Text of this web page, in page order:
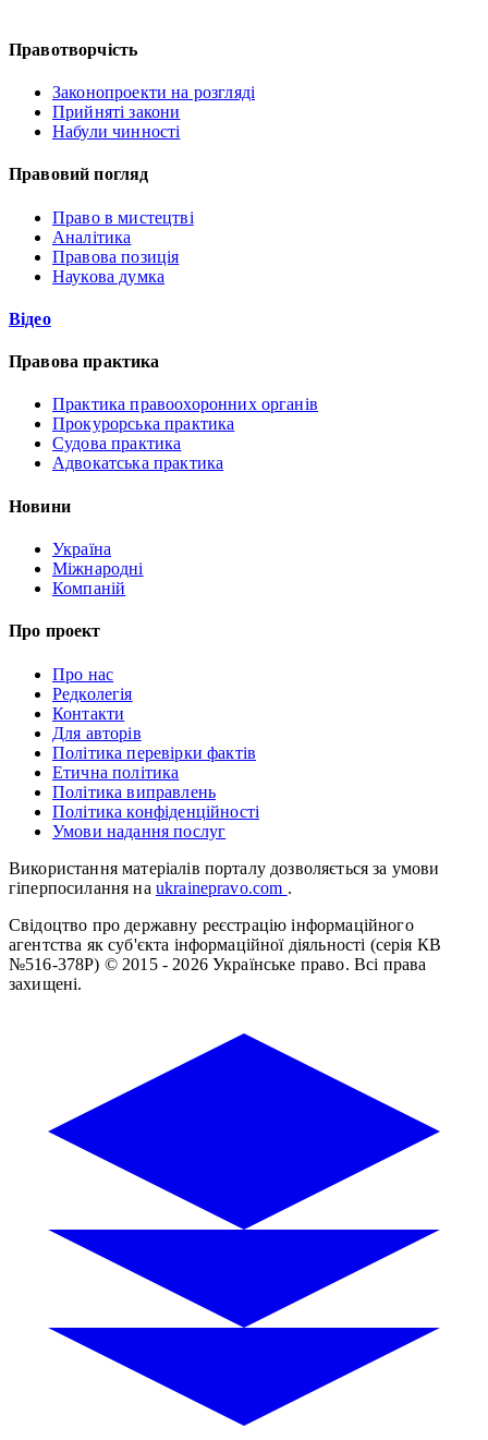
Правотворчість
Законопроекти на розгляді
Прийняті закони
Набули чинності
Правовий погляд
Право в мистецтві
Аналітика
Правова позиція
Наукова думка
Відео
Правова практика
Практика правоохоронних органів
Прокурорська практика
Судова практика
Адвокатська практика
Новини
Україна
Міжнародні
Компаній
Про проект
Про нас
Редколегія
Контакти
Для авторів
Політика перевірки фактів
Етична політика
Політика виправлень
Політика конфіденційності
Умови надання послуг
Використання матеріалів порталу дозволяється за умови
гіперпосилання на ukrainepravo.com .
Свідоцтво про державну реєстрацію інформаційного
агентства як суб'єкта інформаційної діяльності (серія КВ
№516-378Р) © 2015 - 2026 Українське право. Всі права
захищені.